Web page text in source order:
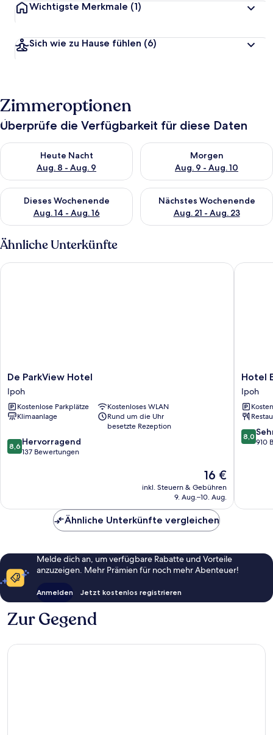
Wichtigste Merkmale (1)
Sich wie zu Hause fühlen (6)
Zimmeroptionen
Überprüfe die Verfügbarkeit für diese Daten
Heute Nacht
Aug. 8 - Aug. 9
Überprüfe die Verfügbarkeit für heute Nacht, Aug. 8 - Aug. 9.
Morgen
Aug. 9 - Aug. 10
Überprüfe die Verfügbarkeit
Dieses Wochenende
Aug. 14 - Aug. 16
Überprüfe die Verfügbarkeit für dieses Wochenende, Aug. 14
Nächstes Wochenende
Aug. 21 - Aug. 23
Überprüfe die Verfügbarkeit
Ähnliche Unterkünfte
De
ParkView
Hotel
Ipoh
De ParkView Hotel
Ipoh
Kostenlose Parkplätze
Kostenloses WLAN
Klimaanlage
Rund um die Uhr
besetzte Rezeption
8.6
von
8,6 Hervorragend
137 Bewertungen
Der
Preis
beträgt
16 €
inkl. Steuern & Gebühren
9. Aug.–10. Aug.
De ParkView Hotel
Hotel
Ipoh
Hotel
Ipoh
8.0
von
8,0
910
Hotel
Ähnliche Unterkünfte vergleichen
Melde dich an, um verfügbare Rabatte und Vorteile
anzuzeigen. Mehr Prämien für noch mehr Abenteuer!
Anmelden Jetzt kostenlos registrieren
Zur Gegend